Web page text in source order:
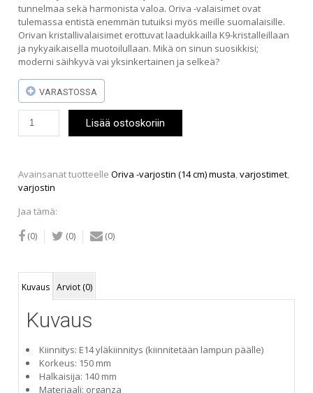
tunnelmaa sekä harmonista valoa. Oriva -valaisimet ovat
tulemassa entistä enemmän tutuiksi myös meille suomalaisille.
Orivan kristallivalaisimet erottuvat laadukkailla K9-kristalleillaan
ja nykyaikaisella muotoilullaan. Mikä on sinun suosikkisi;
moderni säihkyvä vai yksinkertainen ja selkeä?
VARASTOSSA
cm)
musta
määrä
Lisää ostoskoriin
Avainsanat tuotteelleOriva -varjostin (14 cm) musta,varjostimet,
varjostin
Jaa tämä:
(0) (0) (0)
Kuvaus Arviot (0)
Kuvaus
Kiinnitys: E14 yläkiinnitys (kiinnitetään lampun päälle)
Korkeus: 150 mm
Halkaisija: 140 mm
Materiaali: organza